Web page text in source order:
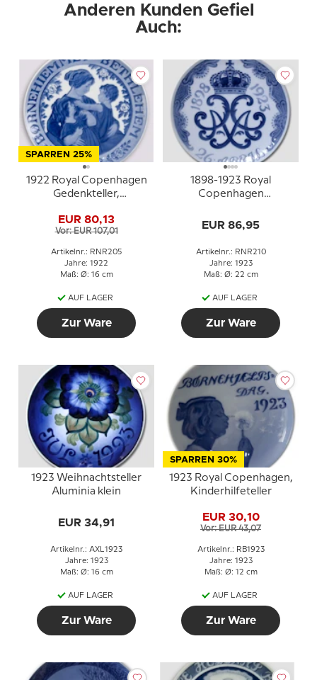
Anderen Kunden Gefiel
Auch:
SPARREN 25%
1922 Royal Copenhagen
Gedenkteller,
BETHLEHEM 1922
(Waisenhaus Bethlehem)
EUR 80,13
Vor: EUR 107,01
Artikelnr.: RNR205
Jahre: 1922
Maß: Ø: 16 cm
AUF LAGER
Zur Ware
1898-1923 Royal
Copenhagen
EUR 86,95
Artikelnr.: RNR210
Jahre: 1923
Maß: Ø: 22 cm
AUF LAGER
Zur Ware
1923 Weihnachtsteller
Aluminia klein
EUR 34,91
Artikelnr.: AXL1923
Jahre: 1923
Maß: Ø: 16 cm
AUF LAGER
Zur Ware
SPARREN 30%
1923 Royal Copenhagen,
Kinderhilfeteller
EUR 30,10
Vor: EUR 43,07
Artikelnr.: RB1923
Jahre: 1923
Maß: Ø: 12 cm
AUF LAGER
Zur Ware